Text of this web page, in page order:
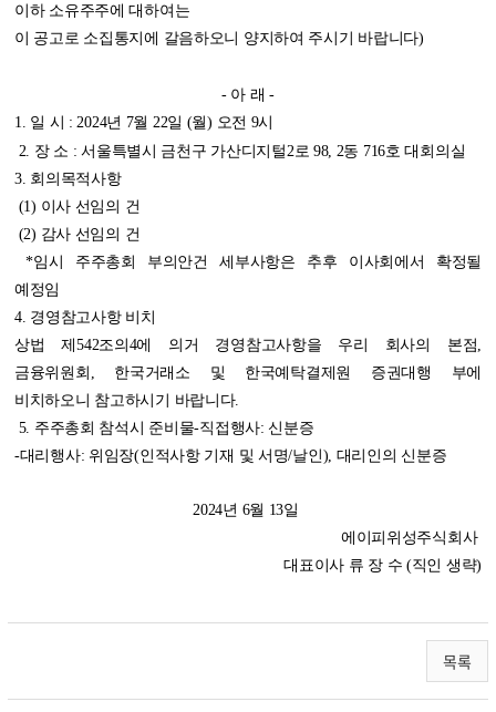
이하 소유주주에 대하여는
이 공고로 소집통지에 갈음하오니 양지하여 주시기 바랍니다)
- 아 래 -
1. 일 시 : 2024년 7월 22일 (월) 오전 9시
2. 장 소 : 서울특별시 금천구 가산디지털2로 98, 2동 716호 대회의실
3. 회의목적사항
(1) 이사 선임의 건
(2) 감사 선임의 건
*임시 주주총회 부의안건 세부사항은 추후 이사회에서 확정될
예정임
4. 경영참고사항 비치
상법 제542조의4에 의거 경영참고사항을 우리 회사의 본점,
금융위원회, 한국거래소 및 한국예탁결제원 증권대행 부에
비치하오니 참고하시기 바랍니다.
5. 주주총회 참석시 준비물-직접행사: 신분증
-대리행사: 위임장(인적사항 기재 및 서명/날인), 대리인의 신분증
2024년 6월 13일
에이피위성주식회사
대표이사 류 장 수 (직인 생략)
목록